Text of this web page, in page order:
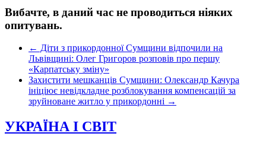
Вибачте, в даний час не проводиться ніяких
опитувань.
← Діти з прикордонної Сумщини відпочили на
Львівщині: Олег Григоров розповів про першу
«Карпатську зміну»
Захистити мешканців Сумщини: Олександр Качура
ініціює невідкладне розблокування компенсацій за
зруйноване житло у прикордонні →
УКРАЇНА І СВІТ